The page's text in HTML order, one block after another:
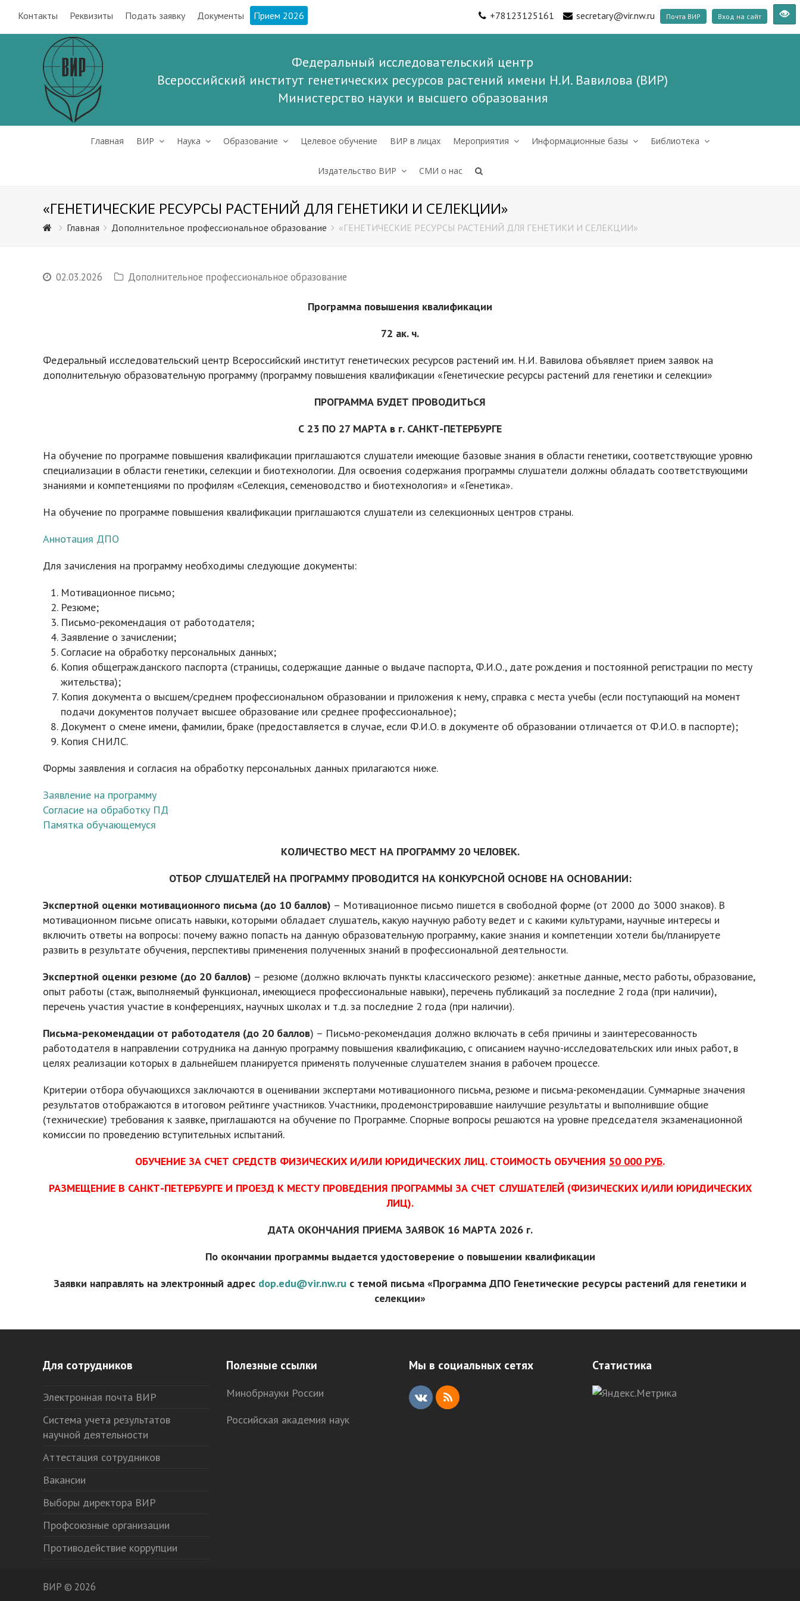
Контакты Реквизиты Подать заявку Документы Прием 2026 +78123125161 secretary@vir.nw.ru Почта ВИР Вход на сайт
Федеральный исследовательский центр
Всероссийский институт генетических ресурсов растений имени Н.И. Вавилова (ВИР)
Министерство науки и высшего образования
Главная ВИР Наука Образование Целевое обучение ВИР в лицах Мероприятия Информационные базы Библиотека
Издательство ВИР СМИ о нас
«ГЕНЕТИЧЕСКИЕ РЕСУРСЫ РАСТЕНИЙ ДЛЯ ГЕНЕТИКИ И СЕЛЕКЦИИ»
Главная Дополнительное профессиональное образование «ГЕНЕТИЧЕСКИЕ РЕСУРСЫ РАСТЕНИЙ ДЛЯ ГЕНЕТИКИ И СЕЛЕКЦИИ»
02.03.2026 Дополнительное профессиональное образование
Программа повышения квалификации
72 ак. ч.
Федеральный исследовательский центр Всероссийский институт генетических ресурсов растений им. Н.И. Вавилова объявляет прием заявок на
дополнительную образовательную программу (программу повышения квалификации «Генетические ресурсы растений для генетики и селекции»
ПРОГРАММА БУДЕТ ПРОВОДИТЬСЯ
С 23 ПО 27 МАРТА в г. САНКТ-ПЕТЕРБУРГЕ
На обучение по программе повышения квалификации приглашаются слушатели имеющие базовые знания в области генетики, соответствующие уровню
специализации в области генетики, селекции и биотехнологии. Для освоения содержания программы слушатели должны обладать соответствующими
знаниями и компетенциями по профилям «Селекция, семеноводство и биотехнология» и «Генетика».
На обучение по программе повышения квалификации приглашаются слушатели из селекционных центров страны.
Аннотация ДПО
Для зачисления на программу необходимы следующие документы:
Мотивационное письмо;
Резюме;
Письмо-рекомендация от работодателя;
Заявление о зачислении;
Согласие на обработку персональных данных;
Копия общегражданского паспорта (страницы, содержащие данные о выдаче паспорта, Ф.И.О., дате рождения и постоянной регистрации по месту
жительства);
Копия документа о высшем/среднем профессиональном образовании и приложения к нему, справка с места учебы (если поступающий на момент
подачи документов получает высшее образование или среднее профессиональное);
Документ о смене имени, фамилии, браке (предоставляется в случае, если Ф.И.О. в документе об образовании отличается от Ф.И.О. в паспорте);
Копия СНИЛС.
Формы заявления и согласия на обработку персональных данных прилагаются ниже.
Заявление на программу
Согласие на обработку ПД
Памятка обучающемуся
КОЛИЧЕСТВО МЕСТ НА ПРОГРАММУ 20 ЧЕЛОВЕК.
ОТБОР СЛУШАТЕЛЕЙ НА ПРОГРАММУ ПРОВОДИТСЯ НА КОНКУРСНОЙ ОСНОВЕ НА ОСНОВАНИИ:
Экспертной оценки мотивационного письма (до 10 баллов) – Мотивационное письмо пишется в свободной форме (от 2000 до 3000 знаков). В
мотивационном письме описать навыки, которыми обладает слушатель, какую научную работу ведет и с какими культурами, научные интересы и
включить ответы на вопросы: почему важно попасть на данную образовательную программу, какие знания и компетенции хотели бы/планируете
развить в результате обучения, перспективы применения полученных знаний в профессиональной деятельности.
Экспертной оценки резюме (до 20 баллов) – резюме (должно включать пункты классического резюме): анкетные данные, место работы, образование,
опыт работы (стаж, выполняемый функционал, имеющиеся профессиональные навыки), перечень публикаций за последние 2 года (при наличии),
перечень участия участие в конференциях, научных школах и т.д. за последние 2 года (при наличии).
Письма-рекомендации от работодателя (до 20 баллов) – Письмо-рекомендация должно включать в себя причины и заинтересованность
работодателя в направлении сотрудника на данную программу повышения квалификацию, с описанием научно-исследовательских или иных работ, в
целях реализации которых в дальнейшем планируется применять полученные слушателем знания в рабочем процессе.
Критерии отбора обучающихся заключаются в оценивании экспертами мотивационного письма, резюме и письма-рекомендации. Суммарные значения
результатов отображаются в итоговом рейтинге участников. Участники, продемонстрировавшие наилучшие результаты и выполнившие общие
(технические) требования к заявке, приглашаются на обучение по Программе. Спорные вопросы решаются на уровне председателя экзаменационной
комиссии по проведению вступительных испытаний.
ОБУЧЕНИЕ ЗА СЧЕТ СРЕДСТВ ФИЗИЧЕСКИХ И/ИЛИ ЮРИДИЧЕСКИХ ЛИЦ. СТОИМОСТЬ ОБУЧЕНИЯ 50 000 РУБ.
РАЗМЕЩЕНИЕ В САНКТ-ПЕТЕРБУРГЕ И ПРОЕЗД К МЕСТУ ПРОВЕДЕНИЯ ПРОГРАММЫ ЗА СЧЕТ СЛУШАТЕЛЕЙ (ФИЗИЧЕСКИХ И/ИЛИ ЮРИДИЧЕСКИХ
ЛИЦ).
ДАТА ОКОНЧАНИЯ ПРИЕМА ЗАЯВОК 16 МАРТА 2026 г.
По окончании программы выдается удостоверение о повышении квалификации
Заявки направлять на электронный адрес dop.edu@vir.nw.ru с темой письма «Программа ДПО Генетические ресурсы растений для генетики и
селекции»
Для сотрудников
Электронная почта ВИР
Система учета результатов
научной деятельности
Аттестация сотрудников
Вакансии
Выборы директора ВИР
Профсоюзные организации
Противодействие коррупции
Полезные ссылки
Минобрнауки России
Российская академия наук
Мы в социальных сетях
V
R
Статистика
ВИР © 2026